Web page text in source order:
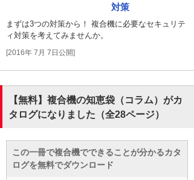
対策
まずは3つの対策から！ 複合機に必要なセキュリテ
ィ対策を考えてみませんか。
[2016年 7月 7日公開]
【無料】複合機の知恵袋（コラム）がカ
タログになりました（全28ページ）
この一冊で複合機でできることが分かるカタ
ログを無料でダウンロード